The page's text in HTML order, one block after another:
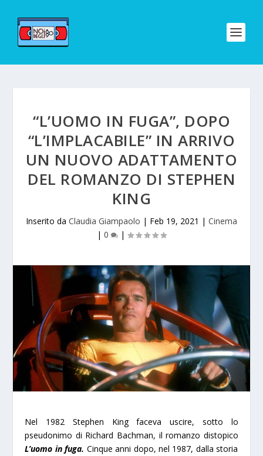
“L’UOMO IN FUGA”, DOPO
“L’IMPLACABILE” IN ARRIVO
UN NUOVO ADATTAMENTO
DEL ROMANZO DI STEPHEN
KING
Inserito da Claudia Giampaolo | Feb 19, 2021 | Cinema
| 0 |
Nel 1982 Stephen King faceva uscire, sotto lo
pseudonimo di Richard Bachman, il romanzo distopico
L’uomo in fuga. Cinque anni dopo, nel 1987, dalla storia